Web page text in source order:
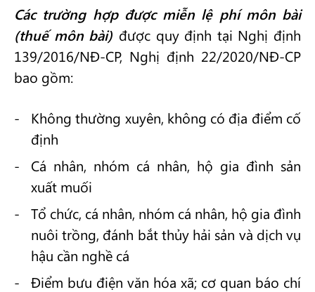
Các trường hợp được miễn lệ phí môn bài
(thuế môn bài) được quy định tại Nghị định
139/2016/NĐ-CP, Nghị định 22/2020/NĐ-CP
bao gồm:
Không thường xuyên, không có địa điểm cố
định
Cá nhân, nhóm cá nhân, hộ gia đình sản
xuất muối
Tổ chức, cá nhân, nhóm cá nhân, hộ gia đình
nuôi trồng, đánh bắt thủy hải sản và dịch vụ
hậu cần nghề cá
Điểm bưu điện văn hóa xã; cơ quan báo chí